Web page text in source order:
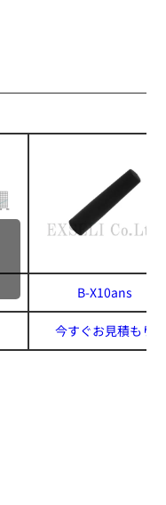
B-X10ans
今すぐお見積もり